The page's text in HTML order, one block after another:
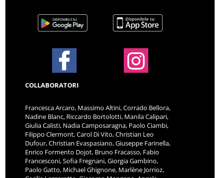
COLLABORATORI
Francesca Arcaro, Massimo Altini, Corrado Bellora,
Nadine Blanc, Riccardo Bortolotti, Manila Calipari,
Giulia Calisti, Nadia Camposaragna, Paolo Ciambi,
Filippo Clermont, Carol Di Vito, Christian Leo
Dufour, Christian Evaspasiano, Giuseppe Farinella,
Enrico Formento Dojot, Bruno Fracasso, Fabio
Francesconi, Sofia Fregnani, Giorgia Gambino,
Paolo Gatto, Michael Ghignone, Marlène Jorrioz,